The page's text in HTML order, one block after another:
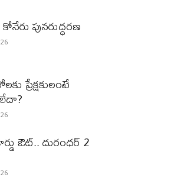
పున‌రుద్ధ‌ర‌ణ
ప్రేక్ష‌కులంటే
ఔట్‌.. దురంధ‌ర్ 2